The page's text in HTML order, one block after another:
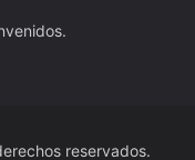
reservados.